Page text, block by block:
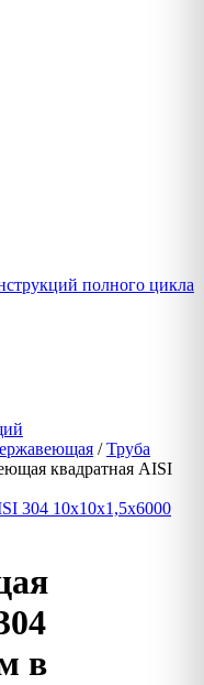
полного цикла
/Труба
квадратная AISI
в